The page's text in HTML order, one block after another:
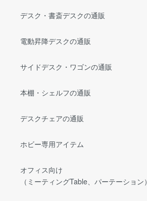
デスク・書斎デスクの通販
電動昇降デスクの通販
サイドデスク・ワゴンの通販
本棚・シェルフの通販
デスクチェアの通販
ホビー専用アイテム
オフィス向け
（ミーティングTable、パーテーション）